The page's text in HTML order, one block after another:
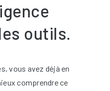
outils.
vous avez déjà en
comprendre ce